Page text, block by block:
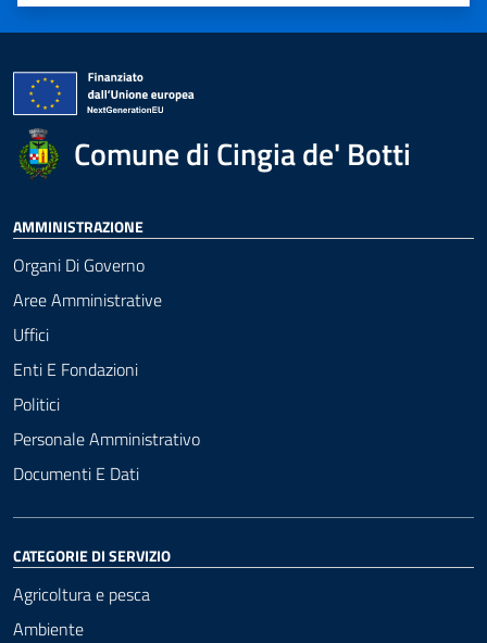
Comune di Cingia de' Botti
AMMINISTRAZIONE
Organi Di Governo
Aree Amministrative
Uffici
Enti E Fondazioni
Politici
Personale Amministrativo
Documenti E Dati
CATEGORIE DI SERVIZIO
Agricoltura e pesca
Ambiente